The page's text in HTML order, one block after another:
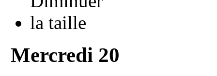
Mercredi 20